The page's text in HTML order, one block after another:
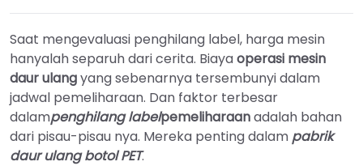
Saat mengevaluasi penghilang label, harga mesin
hanyalah separuh dari cerita. Biayaoperasi mesin
daur ulangyang sebenarnya tersembunyi dalam
jadwal pemeliharaan. Dan faktor terbesar
dalampenghilang labelpemeliharaanadalah bahan
dari pisau-pisau nya. Mereka penting dalam pabrik
daur ulang botol PET.